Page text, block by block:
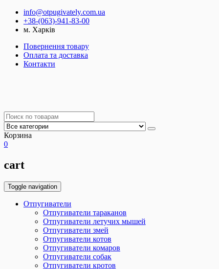
info@otpugivately.com.ua
+38-(063)-941-83-00
м. Харків
Повернення товару
Оплата та доставка
Контакти
Корзина
0
cart
Toggle navigation
Отпугиватели
Отпугиватели тараканов
Отпугиватели летучих мышей
Отпугиватели змей
Отпугиватели котов
Отпугиватели комаров
Отпугиватели собак
Отпугиватели кротов